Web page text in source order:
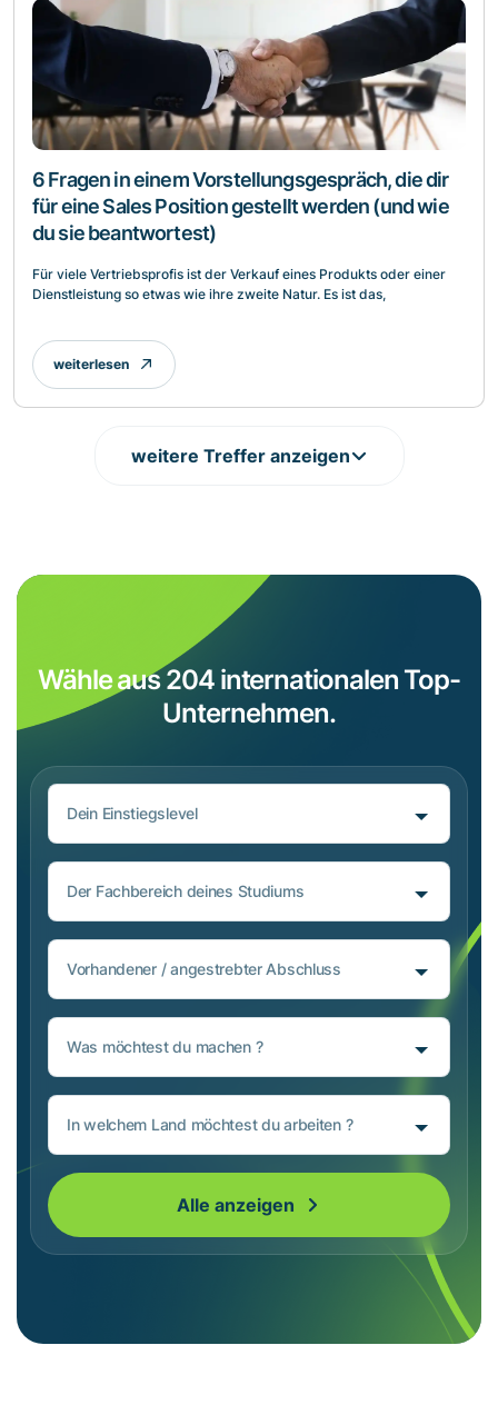
6 Fragen in einem Vorstellungsgespräch, die dir
für eine Sales Position gestellt werden (und wie
du sie beantwortest)
Für viele Vertriebsprofis ist der Verkauf eines Produkts oder einer
Dienstleistung so etwas wie ihre zweite Natur. Es ist das,
weiterlesen
weitere Treffer anzeigen
Wähle aus 204 internationalen Top-
Unternehmen.
Dein Einstiegslevel
Was möchtest du machen ?
Der Fachbereich deines Studiums
In welchem Land möchtest du arbeiten ?
Vorhandener / angestrebter Abschluss
Alle anzeigen